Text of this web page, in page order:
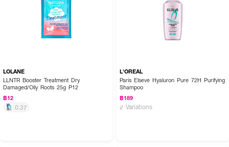
How to Use :
OLAPLEX Nº.4 Bond Maintenance™ Shampoo
ในปริมาณเล็กน้อยในมือ
แล้วนวดลงบนเส้นผม ล้างออกให้สะอาดและตามด้วย No.5 Bond Maintenance
LOLANE
LLNTR Booster Treatment Dry
Damaged/Oily Roots 25g P12
฿12
0.37
L'OREAL
Paris Elseve Hyaluron Pure 72H Purifying
Shampoo
฿189
2 Variations